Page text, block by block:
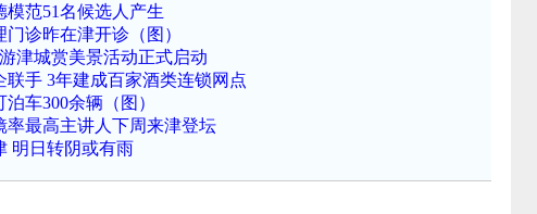
模范51名候选人产生
诊昨在津开诊（图）
津城赏美景活动正式启动
联手 3年建成百家酒类连锁网点
车300余辆（图）
率最高主讲人下周来津登坛
明日转阴或有雨